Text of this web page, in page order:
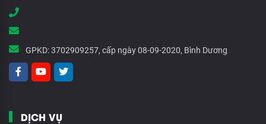
GPKD:3702909257, cấp ngày 08-09-2020, Bình Dương
DỊCH VỤ